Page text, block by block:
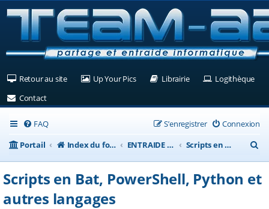
Retour au site(Ouvre un nouvel onglet)
Up Your Pics(Ouvre un nouvel onglet)
Librairie(Ouvre un nouvel
Logithèque
Contact(Ouvre un nouvel onglet)
FAQ Connexion
S’enregistrer
Portail
Index du forum ENTRAIDE INFORMATIQUE Scripts en Bat, PowerShell, Python et autres langages
e
c
Scripts en Bat, PowerShell, Python et
autres langages